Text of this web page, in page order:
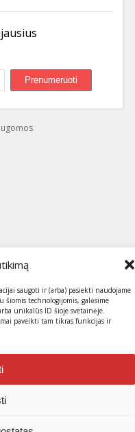
saugoti ir (arba) pasiekti naudojame
šiomis technologijomis, galėsime
unikalūs ID šioje svetainėje.
paveikti tam tikras funkcijas ir